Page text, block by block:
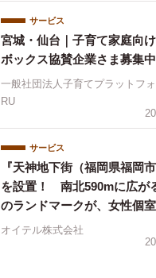
サービス
宮城・仙台｜子育て家庭向
ボックス協賛企業さま募集
一般社団法人子育てプラットフ
RU
サービス
『天神地下街（福岡県福岡
を設置！ 南北590mに広が
のランドマークが、女性個
理用ナプキンを常備
オイテル株式会社